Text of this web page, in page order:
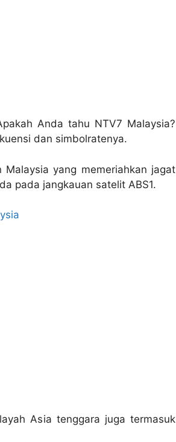
Anda tahu NTV7 Malaysia?
dan simbolratenya.
yang memeriahkan jagat
pada jangkauan satelit ABS1.
Asia tenggara juga termasuk